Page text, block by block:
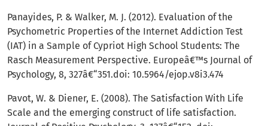
Panayides, P. & Walker, M. J. (2012). Evaluation of the
Psychometric Properties of the Internet Addiction Test
(IAT) in a Sample of Cypriot High School Students: The
Rasch Measurement Perspective. Europeâ€™s Journal of
Psychology, 8, 327â€“351.doi: 10.5964/ejop.v8i3.474
Pavot, W. & Diener, E. (2008). The Satisfaction With Life
Scale and the emerging construct of life satisfaction.